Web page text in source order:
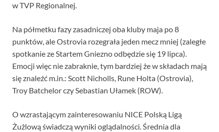
w TVP Regionalnej.
Na półmetku fazy zasadniczej oba kluby maja po 8
punktów, ale Ostrovia rozegrała jeden mecz mniej (zaległe
spotkanie ze Startem Gniezno odbędzie się 19 lipca).
Emocji więc nie zabraknie, tym bardziej że w składach mają
się znaleźć m.in.: Scott Nicholls, Rune Holta (Ostrovia),
Troy Batchelor czy Sebastian Ułamek (ROW).
O wzrastającym zainteresowaniu NICE Polską Ligą
Żużlową świadczą wyniki oglądalności. Średnia dla